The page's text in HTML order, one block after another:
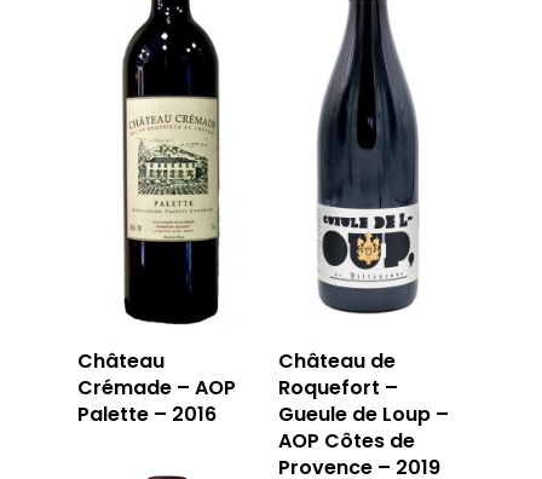
Château
Crémade – AOP
Palette – 2016
Château de
Roquefort –
Gueule de Loup –
AOP Côtes de
Provence – 2019